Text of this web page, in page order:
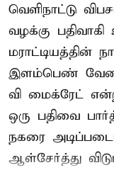
வெளிநாட்டு
வழக்கு
மராட்டியத்தின்
இளம்பெண்
வி மைக்ரேட்
ஒரு பதிவை
நகரை
ஆள்சேர்த்து